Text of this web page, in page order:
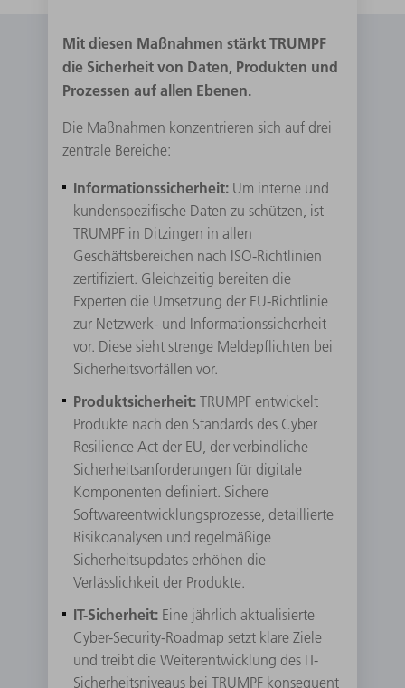
Mit diesen Maßnahmen stärkt TRUMPF
die Sicherheit von Daten, Produkten und
Prozessen auf allen Ebenen.
Die Maßnahmen konzentrieren sich auf drei
zentrale Bereiche:
Informationssicherheit:Um interne und
kundenspezifische Daten zu schützen, ist
TRUMPF in Ditzingen in allen
Geschäftsbereichen nach ISO-Richtlinien
zertifiziert. Gleich­zeitig bereiten die
Experten die Umsetzung der EU-Richtlinie
zur Netzwerk- und Informationssicherheit
vor. Diese sieht strenge Meldepflichten bei
Sicherheitsvorfällen vor.
Produktsicherheit:TRUMPF entwickelt
Produkte nach den Standards des Cyber
Resilience Act der EU, der verbindliche
Sicherheitsanforderungen für digitale
Komponenten definiert. Sichere
Softwareentwicklungsprozesse, detaillierte
Risikoanalysen und regelmäßige
Sicherheitsupdates erhöhen die
Verlässlichkeit der Produkte.
IT-Sicherheit:Eine jährlich aktualisierte
Cyber-Security-Roadmap setzt klare Ziele
und treibt die Weiterentwicklung des IT-
Sicherheitsniveaus bei TRUMPF konsequent